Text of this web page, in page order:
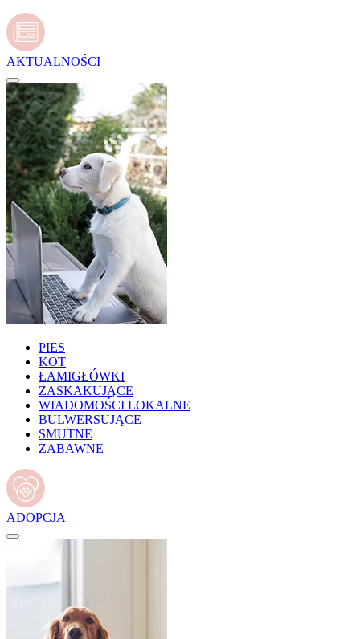
AKTUALNOŚCI
PIES
KOT
ŁAMIGŁÓWKI
ZASKAKUJĄCE
WIADOMOŚCI LOKALNE
BULWERSUJĄCE
SMUTNE
ZABAWNE
ADOPCJA